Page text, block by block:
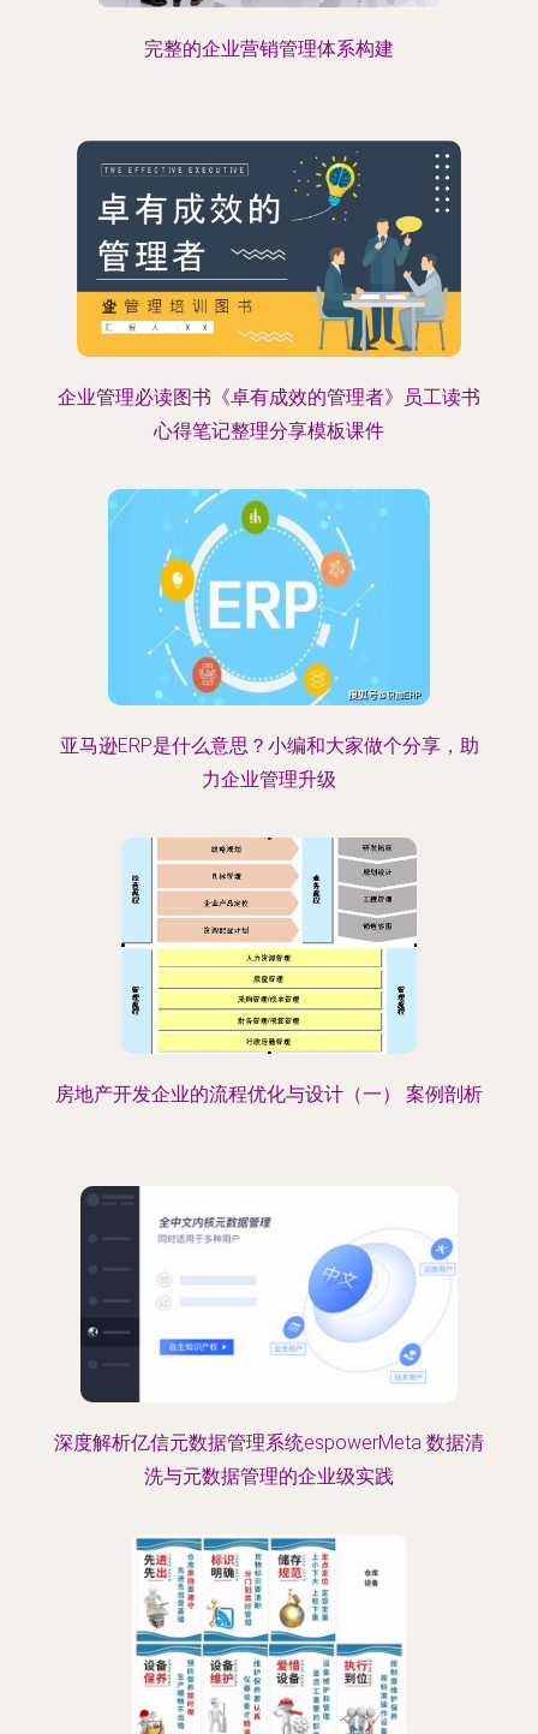
完整的企业营销管理体系构建
企业管理必读图书《卓有成效的管理者》员工读书
心得笔记整理分享模板课件
亚马逊ERP是什么意思？小编和大家做个分享，助
力企业管理升级
房地产开发企业的流程优化与设计（一） 案例剖析
深度解析亿信元数据管理系统espowerMeta 数据清
洗与元数据管理的企业级实践